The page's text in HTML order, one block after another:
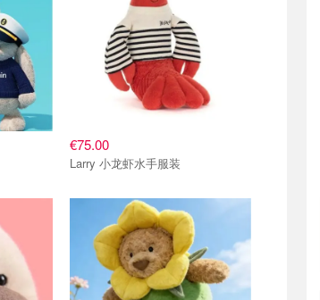
€75.00
Larry 小龙虾水手服装